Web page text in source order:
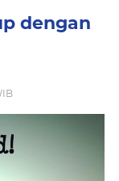
dengan